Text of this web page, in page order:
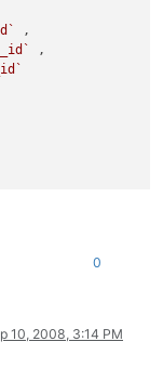
0
10, 2008, 3:14 PM